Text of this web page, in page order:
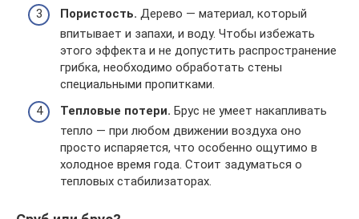
Пористость. Дерево — материал, который
впитывает и запахи, и воду. Чтобы избежать
этого эффекта и не допустить распространение
грибка, необходимо обработать стены
специальными пропитками.
Тепловые потери. Брус не умеет накапливать
тепло — при любом движении воздуха оно
просто испаряется, что особенно ощутимо в
холодное время года. Стоит задуматься о
тепловых стабилизаторах.